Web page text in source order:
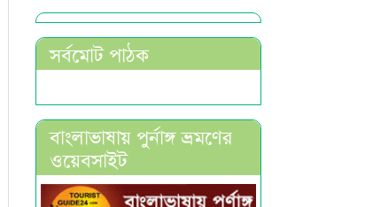
সর্বমোট পাঠক
বাংলাভাষায় পুর্নাঙ্গ ভ্রমণের
ওয়েবসাইট